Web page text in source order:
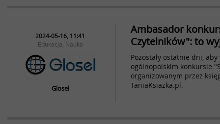
2024-05-16, 11:41
Edukacja, Nauka
Glosel
Ambasador
Czytelników": to
Pozostały ostatnie dni,
ogólnopolskim konkursie
organizowanym przez
TaniaKsiazka.pl.